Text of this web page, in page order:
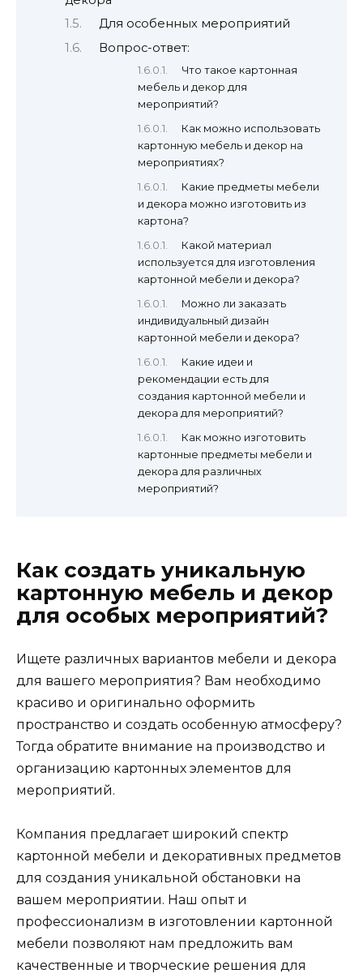
Для особенных мероприятий
Вопрос-ответ:
Что такое картонная
мебель и декор для
мероприятий?
Как можно использовать
картонную мебель и декор на
мероприятиях?
Какие предметы мебели
и декора можно изготовить из
картона?
Какой материал
используется для изготовления
картонной мебели и декора?
Можно ли заказать
индивидуальный дизайн
картонной мебели и декора?
Какие идеи и
рекомендации есть для
создания картонной мебели и
декора для мероприятий?
Как можно изготовить
картонные предметы мебели и
декора для различных
мероприятий?
Как создать уникальную
картонную мебель и декор
для особых мероприятий?
Ищете различных вариантов мебели и декора
для вашего мероприятия? Вам необходимо
красиво и оригинально оформить
пространство и создать особенную атмосферу?
Тогда обратите внимание на производство и
организацию картонных элементов для
мероприятий.
Компания предлагает широкий спектр
картонной мебели и декоративных предметов
для создания уникальной обстановки на
вашем мероприятии. Наш опыт и
профессионализм в изготовлении картонной
мебели позволяют нам предложить вам
качественные и творческие решения для